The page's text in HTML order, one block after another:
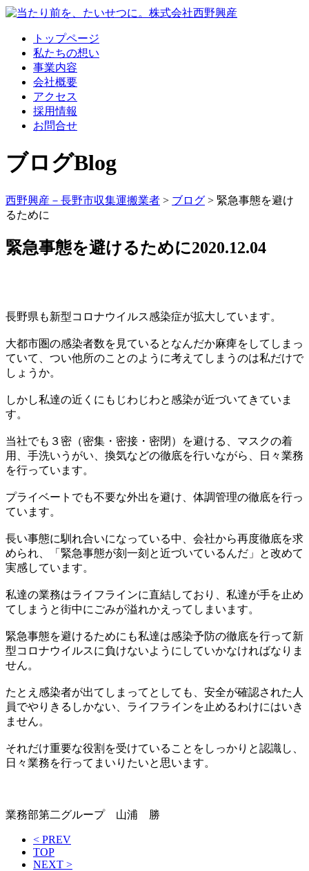
トップページ
私たちの想い
事業内容
会社概要
アクセス
採用情報
お問合せ
ブログBlog
西野興産－長野市収集運搬業者 > ブログ > 緊急事態を避け
るために
緊急事態を避けるために2020.12.04
長野県も新型コロナウイルス感染症が拡大しています。
大都市圏の感染者数を見ているとなんだか麻痺をしてしまっ
ていて、つい他所のことのように考えてしまうのは私だけで
しょうか。
しかし私達の近くにもじわじわと感染が近づいてきていま
す。
当社でも３密（密集・密接・密閉）を避ける、マスクの着
用、手洗いうがい、換気などの徹底を行いながら、日々業務
を行っています。
プライベートでも不要な外出を避け、体調管理の徹底を行っ
ています。
長い事態に馴れ合いになっている中、会社から再度徹底を求
められ、「緊急事態が刻一刻と近づいているんだ」と改めて
実感しています。
私達の業務はライフラインに直結しており、私達が手を止め
てしまうと街中にごみが溢れかえってしまいます。
緊急事態を避けるためにも私達は感染予防の徹底を行って新
型コロナウイルスに負けないようにしていかなければなりま
せん。
たとえ感染者が出てしまってとしても、安全が確認された人
員でやりきるしかない、ライフラインを止めるわけにはいき
ません。
それだけ重要な役割を受けていることをしっかりと認識し、
日々業務を行ってまいりたいと思います。
業務部第二グループ 山浦 勝
< PREV
TOP
NEXT >